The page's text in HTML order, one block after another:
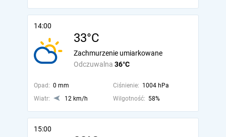
14:00
33°C
Odczuwalna 36°C
Zachmurzenie umiarkowane
Opad: 0 mm Ciśnienie: 1004 hPa
Wiatr:
12 km/h Wilgotność: 58%
15:00